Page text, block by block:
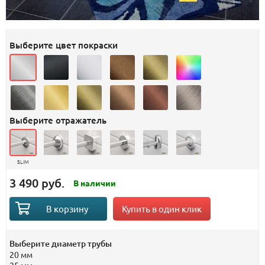
Выберите диаметр трубы
20 мм
Выберите цвет покраски
Выберите отражатель
SLIM
3 490 руб. В наличии
В корзину Купить в один клик